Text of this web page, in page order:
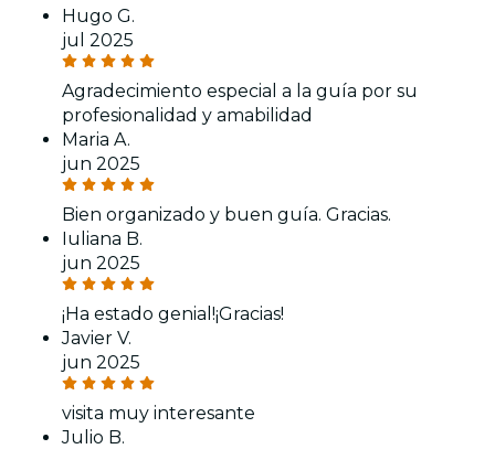
Hugo G.
jul 2025
Agradecimiento especial a la guía por su
profesionalidad y amabilidad
Maria A.
jun 2025
Bien organizado y buen guía. Gracias.
Iuliana B.
jun 2025
¡Ha estado genial!¡Gracias!
Javier V.
jun 2025
visita muy interesante
Julio B.